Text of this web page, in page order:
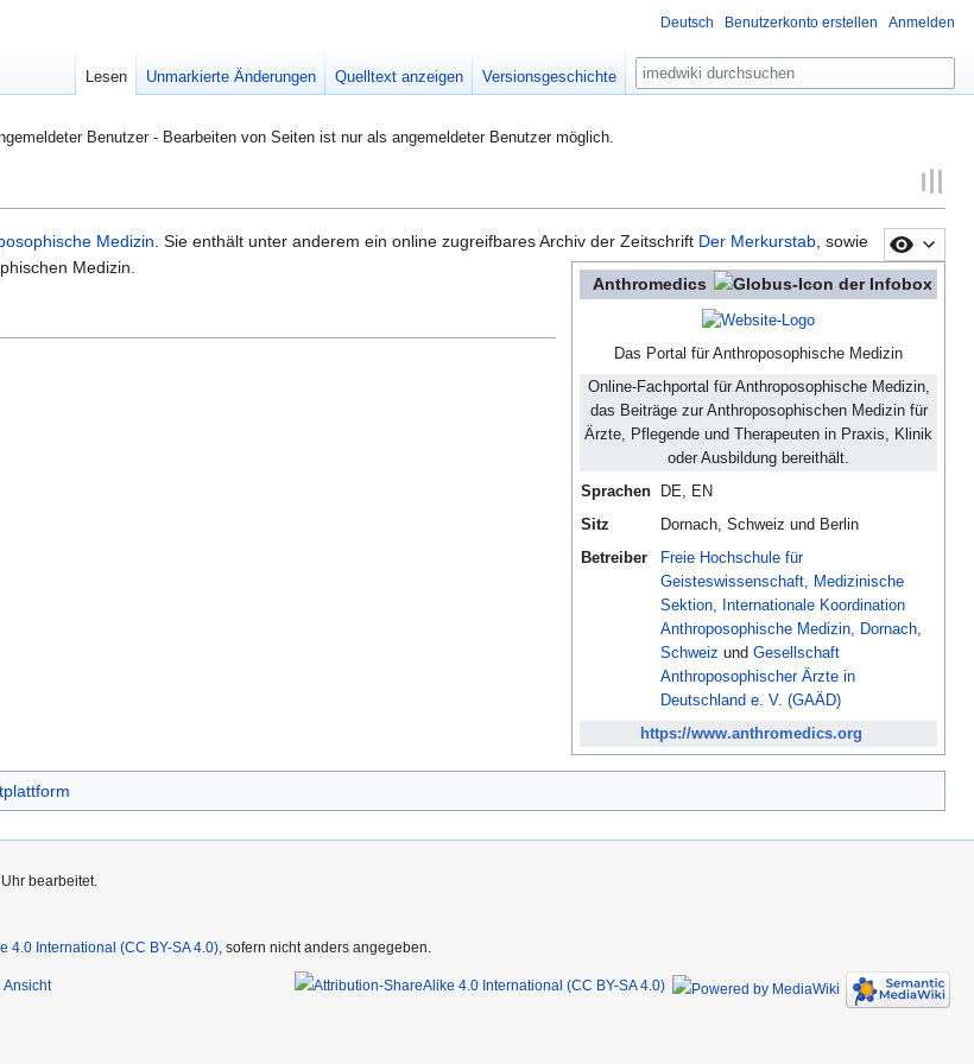
Benutzer - Bearbeiten von Seiten ist nur als angemeldeter Benutzer möglich.
Anthromedics
Das Portal für Anthroposophische Medizin
Online-Fachportal für Anthroposophische Medizin,
das Beiträge zur Anthroposophischen Medizin für
Ärzte, Pflegende und Therapeuten in Praxis, Klinik
oder Ausbildung bereithält.
Sprachen
DE, EN
Sitz
Dornach, Schweiz und Berlin
Betreiber
Freie Hochschule für
Geisteswissenschaft, Medizinische
Sektion, Internationale Koordination
Anthroposophische Medizin, Dornach,
Schweiz und Gesellschaft
Anthroposophischer Ärzte in
Deutschland e. V. (GAÄD)
https://www.anthromedics.org
Medizin. Sie enthält unter anderem ein online zugreifbares Archiv der Zeitschrift Der Merkurstab, sowie
Medizin.
Deutsch Benutzerkonto erstellen Anmelden
Lesen Unmarkierte Änderungen Quelltext anzeigen Versionsgeschichte
Suche
bearbeitet.
4.0 International (CC BY-SA 4.0) , sofern nicht anders angegeben.
Ansicht